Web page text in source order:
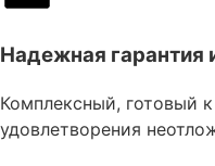
Надежная гарантия
Комплексный, готовый
удовлетворения